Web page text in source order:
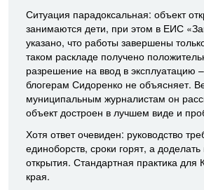
Ситуация парадоксальная: объект
занимаются дети, при этом в ЕИС
указано, что работы завершены
таком раскладе получено
разрешение на ввод в эксплуатацию
блогерам Сидоренко не объясняет.
муниципальным журналистам он
объект достроен в лучшем виде и
Хотя ответ очевиден: руководство
единоборств, сроки горят, а
открытия. Стандартная практика для
края.